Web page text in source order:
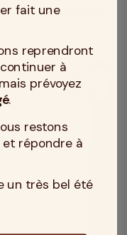
Découvrir
Garantie 5 ans
fait une
reprendront
à
prévoyez
.
restons
répondre à
un très bel été